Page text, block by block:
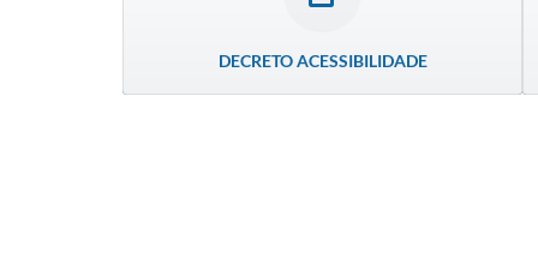
DECRETO ACESSIBILIDADE